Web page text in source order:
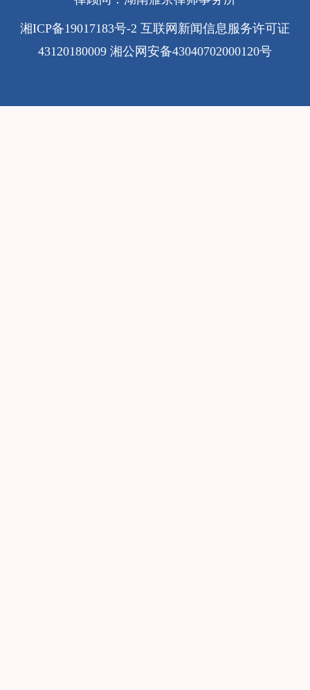
湘ICP备19017183号-2 互联网新闻信息服务许可证
43120180009 湘公网安备43040702000120号